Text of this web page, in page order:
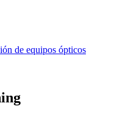
de equipos ópticos